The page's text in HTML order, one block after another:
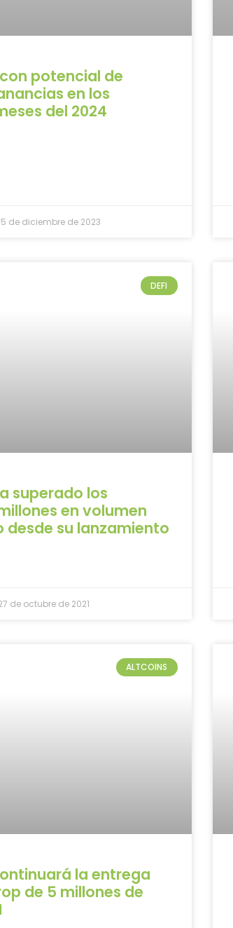
potencial de
en los
del 2024
de diciembre de 2023
DEFI
superado los
en volumen
desde su lanzamiento
de octubre de 2021
ALTCOINS
la entrega
de 5 millones de